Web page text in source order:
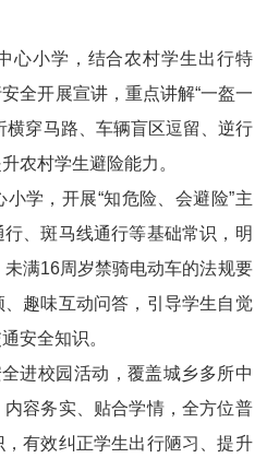
心小学，结合农村学生出行特
全开展宣讲，重点讲解“一盔一
横穿马路、车辆盲区逗留、逆行
农村学生避险能力。
学，开展“知危险、会避险”主
、斑马线通行等基础常识，明
满16周岁禁骑电动车的法规要
趣味互动问答，引导学生自觉
安全知识。
进校园活动，覆盖城乡多所中
容务实、贴合学情，全方位普
有效纠正学生出行陋习、提升